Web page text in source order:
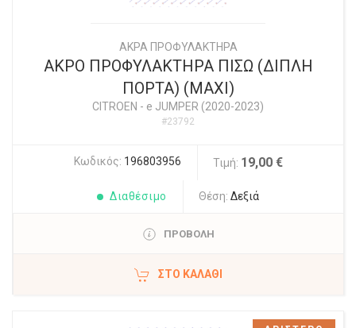
ΑΚΡΑ ΠΡΟΦΥΛΑΚΤΗΡΑ
ΑΚΡΟ ΠΡΟΦΥΛΑΚΤΗΡΑ ΠΙΣΩ (ΔΙΠΛΗ
ΠΟΡΤΑ) (MAXI)
CITROEN - e JUMPER (2020-2023)
#23792
Κωδικός: 196803956 Τιμή: 19,00 €
Διαθέσιμο Θέση: Δεξιά
ΠΡΟΒΟΛΗ
ΣΤΟ ΚΑΛΆΘΙ